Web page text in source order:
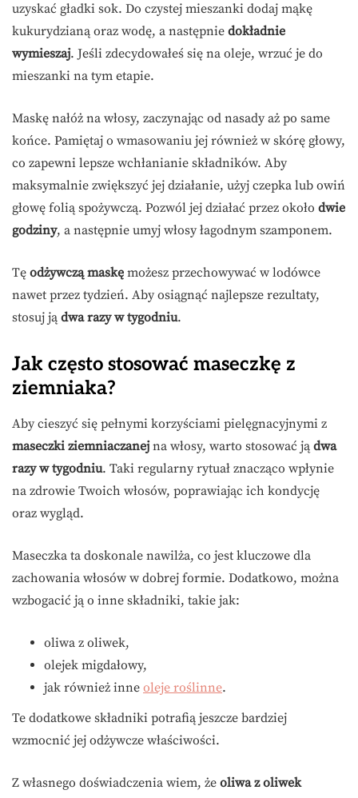
uzyskać gładki sok. Do czystej mieszanki dodaj mąkę
kukurydzianą oraz wodę, a następnie dokładnie
wymieszaj. Jeśli zdecydowałeś się na oleje, wrzuć je do
mieszanki na tym etapie.
Maskę nałóż na włosy, zaczynając od nasady aż po same
końce. Pamiętaj o wmasowaniu jej również w skórę głowy,
co zapewni lepsze wchłanianie składników. Aby
maksymalnie zwiększyć jej działanie, użyj czepka lub owiń
głowę folią spożywczą. Pozwól jej działać przez około dwie
godziny, a następnie umyj włosy łagodnym szamponem.
Tę odżywczą maskę możesz przechowywać w lodówce
nawet przez tydzień. Aby osiągnąć najlepsze rezultaty,
stosuj ją dwa razy w tygodniu.
Jak często stosować maseczkę z
ziemniaka?
Aby cieszyć się pełnymi korzyściami pielęgnacyjnymi z
maseczki ziemniaczanej na włosy, warto stosować ją dwa
razy w tygodniu. Taki regularny rytuał znacząco wpłynie
na zdrowie Twoich włosów, poprawiając ich kondycję
oraz wygląd.
Maseczka ta doskonale nawilża, co jest kluczowe dla
zachowania włosów w dobrej formie. Dodatkowo, można
wzbogacić ją o inne składniki, takie jak:
oliwa z oliwek,
olejek migdałowy,
jak również inne oleje roślinne.
Te dodatkowe składniki potrafią jeszcze bardziej
wzmocnić jej odżywcze właściwości.
Z własnego doświadczenia wiem, że oliwa z oliwek